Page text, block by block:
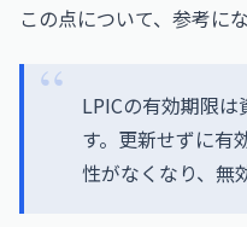
この点について、参考に
LPICの有効期限
す。更新せずに有
性がなくなり、無